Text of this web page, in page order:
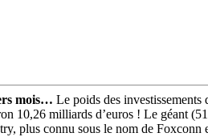
mois… Le poids des
10,26 milliards d’euros ! Le géant
plus connu sous le nom de